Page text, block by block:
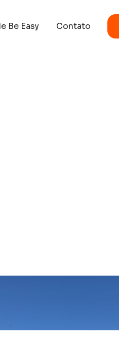
Be Easy Contato